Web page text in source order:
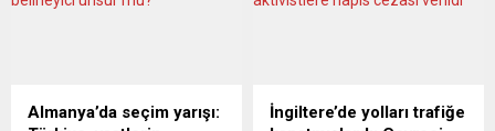
Almanya’da seçim yarışı:
İngiltere’de yolları trafiğe